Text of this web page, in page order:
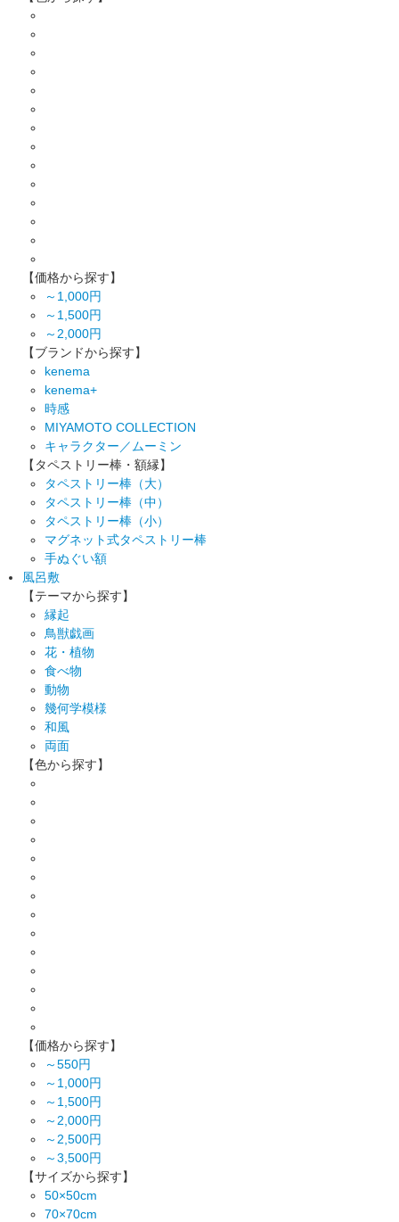
【価格から探す】
～1,000円
～1,500円
～2,000円
【ブランドから探す】
kenema
kenema+
時感
MIYAMOTO COLLECTION
キャラクター／ムーミン
【タペストリー棒・額縁】
タペストリー棒（大）
タペストリー棒（中）
タペストリー棒（小）
マグネット式タペストリー棒
手ぬぐい額
風呂敷
【テーマから探す】
縁起
鳥獣戯画
花・植物
食べ物
動物
幾何学模様
和風
両面
【色から探す】
【価格から探す】
～550円
～1,000円
～1,500円
～2,000円
～2,500円
～3,500円
【サイズから探す】
50×50cm
70×70cm